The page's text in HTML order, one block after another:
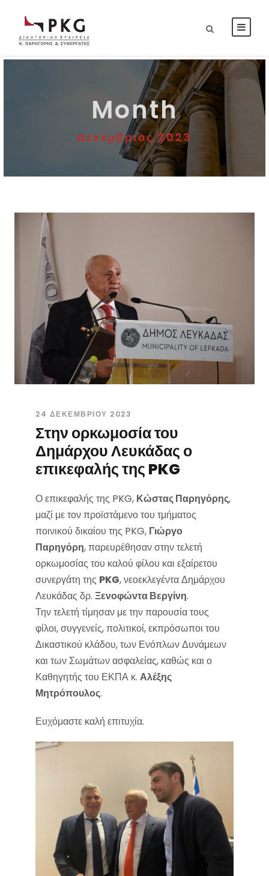
Month
Δεκέμβριος 2023
24 ΔΕΚΕΜΒΡΊΟΥ 2023
Στην ορκωμοσία του
Δημάρχου Λευκάδας ο
επικεφαλής της PKG
Ο επικεφαλής της PKG, Κώστας Παρηγόρης,
μαζί με τον προϊστάμενο του τμήματος
ποινικού δικαίου της PKG, Γιώργο
Παρηγόρη, παρευρέθησαν στην τελετή
ορκωμοσίας του καλού φίλου και εξαίρετου
συνεργάτη της PKG, νεοεκλεγέντα Δημάρχου
Λευκάδας δρ. Ξενοφώντα Βεργίνη.
Την τελετή τίμησαν με την παρουσία τους
φίλοι, συγγενείς, πολιτικοί, εκπρόσωποι του
Δικαστικού κλάδου, των Ενόπλων Δυνάμεων
και των Σωμάτων ασφαλείας, καθώς και ο
Καθηγητής του ΕΚΠΑ κ. Αλέξης
Μητρόπουλος.
Ευχόμαστε καλή επιτυχία.